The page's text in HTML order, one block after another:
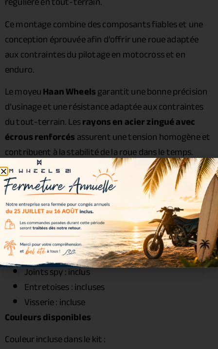
Ce montage combine des composants fiables et une
conception éprouvée afin d’offrir une roue adaptée
aux contraintes du pilotage en motocross et en
enduro.
Le moyeuHaan Wheelsgarantit une bonne précision
d’usinage et une résistance adaptée aux contraintes
du tout-terrain. Lesrayons en acier zingué avec
écrous renforcésassurent une tension homogène et
contribuent à la stabilité de la roue dans le temps.
Caractéristiques
Cercle :Excel ONE 1.85 x 19
Moyeu :Haan Wheels
Rayons : acier zingué
Écrous : acier renforcé
Roulements : inclus
Joints spy : inclus
Entretoises : incluses
Visserie : incluse
Couleurs disponibles
Couleur incluse dans le kit :